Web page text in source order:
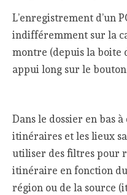
L’enregistrement d’un
indifféremment sur la
montre (depuis la boite
appui long sur le bouton
Dans le dossier en bas
itinéraires et les lieux
utiliser des filtres pour
itinéraire en fonction
région ou de la source